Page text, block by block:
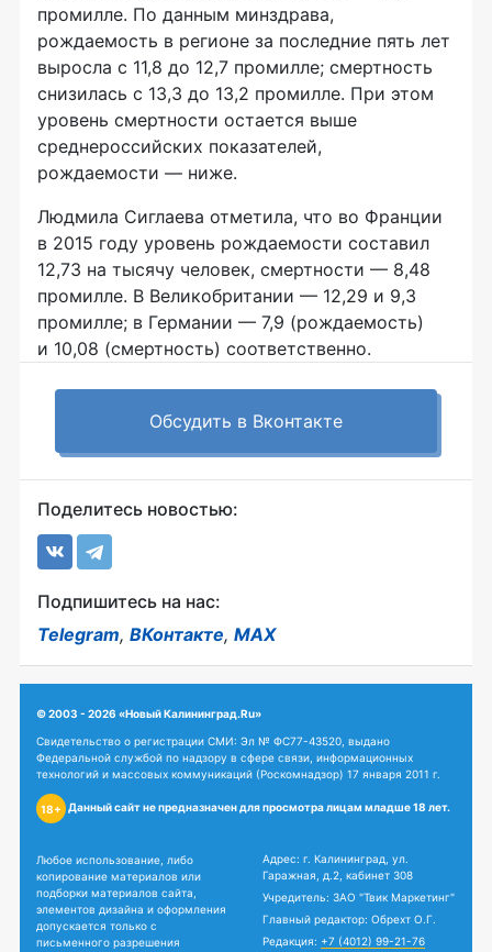
промилле. По данным минздрава,
рождаемость в регионе за последние пять лет
выросла с 11,8 до 12,7 промилле; смертность
снизилась с 13,3 до 13,2 промилле. При этом
уровень смертности остается выше
среднероссийских показателей,
рождаемости — ниже.
Людмила Сиглаева отметила, что во Франции
в 2015 году уровень рождаемости составил
12,73 на тысячу человек, смертности — 8,48
промилле. В Великобритании — 12,29 и 9,3
промилле; в Германии — 7,9 (рождаемость)
и 10,08 (смертность) соответственно.
Обсудить в Вконтакте
Поделитесь новостью:
Подпишитесь на нас:
Telegram, ВКонтакте, MAX
© 2003 - 2026 «Новый Калининград.Ru»
Свидетельство о регистрации СМИ: Эл № ФС77-43520, выдано
Федеральной службой по надзору в сфере связи, информационных
технологий и массовых коммуникаций (Роскомнадзор) 17 января 2011 г.
18+ Данный сайт не предназначен для просмотра лицам младше 18 лет.
Любое использование, либо
копирование материалов или
подборки материалов сайта,
элементов дизайна и оформления
допускается только с
письменного разрешения
Адрес: г. Калининград, ул.
Гаражная, д.2, кабинет 308
Учредитель: ЗАО "Твик Маркетинг"
Главный редактор: Обрехт О.Г.
Редакция: +7 (4012) 99-21-76